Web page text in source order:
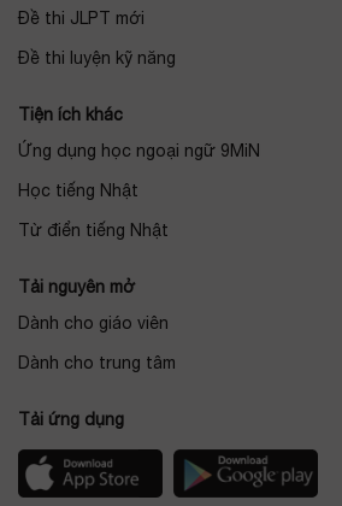
Đề thi JLPT mới
Đề thi luyện kỹ năng
Tiện ích khác
Ứng dụng học ngoại ngữ 9MiN
Học tiếng Nhật
Từ điển tiếng Nhật
Tải nguyên mở
Dành cho giáo viên
Dành cho trung tâm
Tải ứng dụng